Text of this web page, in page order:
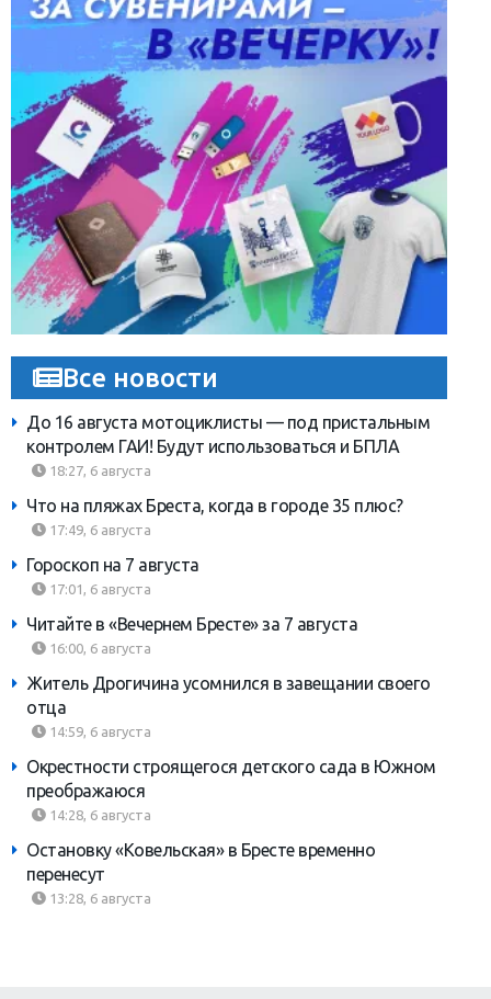
Все новости
До 16 августа мотоциклисты — под пристальным
контролем ГАИ! Будут использоваться и БПЛА
18:27, 6 августа
Что на пляжах Бреста, когда в городе 35 плюс?
17:49, 6 августа
Гороскоп на 7 августа
17:01, 6 августа
Читайте в «Вечернем Бресте» за 7 августа
16:00, 6 августа
Житель Дрогичина усомнился в завещании своего
отца
14:59, 6 августа
Окрестности строящегося детского сада в Южном
преображаюся
14:28, 6 августа
Остановку «Ковельская» в Бресте временно
перенесут
13:28, 6 августа